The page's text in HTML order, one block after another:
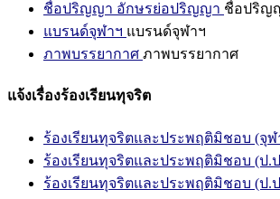
ชื่อปริญญา อักษรย่อปริญญา ชื่อปริญ
แบรนด์จุฬาฯ แบรนด์จุฬาฯ
ภาพบรรยากาศ ภาพบรรยากาศ
แจ้งเรื่องร้องเรียนทุจริต
ร้องเรียนทุจริตและประพฤติมิชอบ (จุฬ
ร้องเรียนทุจริตและประพฤติมิชอบ (ป.
ร้องเรียนทุจริตและประพฤติมิชอบ (ป.